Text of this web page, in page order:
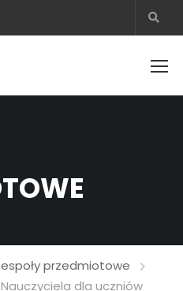
przedmiotowe
dla uczniów